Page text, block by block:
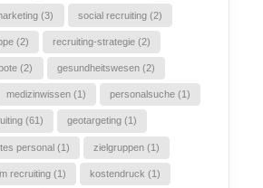
(3) social recruiting (2)
(2) recruiting-strategie (2)
(2) gesundheitswesen (2)
medizinwissen (1) personalsuche (1)
(61) geotargeting (1)
personal (1) zielgruppen (1)
recruiting (1) kostendruck (1)